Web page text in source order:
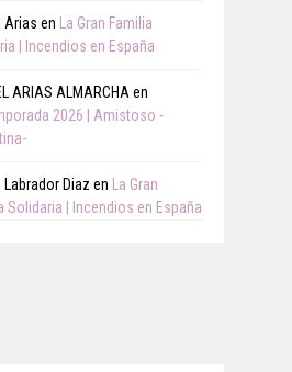
Arias en
La Gran Familia
| Incendios en España
ARIAS ALMARCHA en
2026 | Amistoso -
Labrador Diaz en
La Gran
Solidaria | Incendios en España